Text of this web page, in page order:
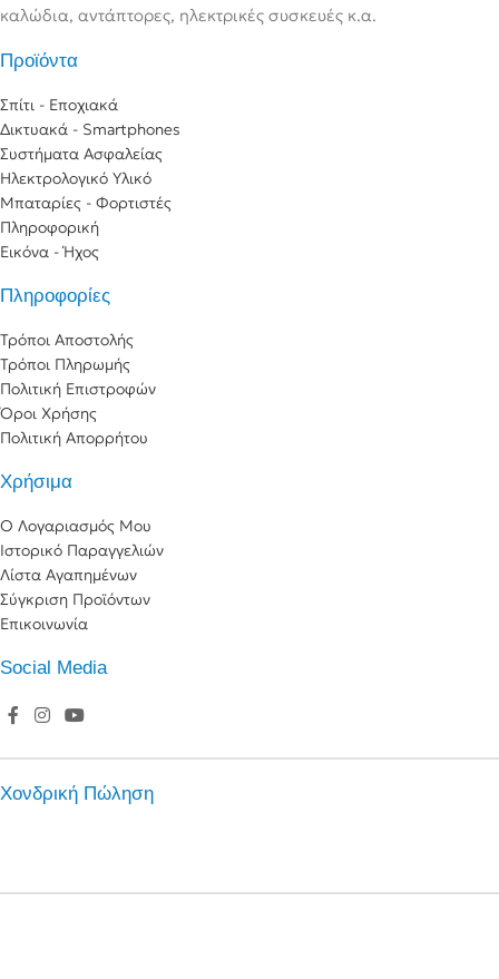
καλώδια, αντάπτορες, ηλεκτρικές συσκευές κ.α.
Προϊόντα
Σπίτι - Εποχιακά
Δικτυακά - Smartphones
Συστήματα Ασφαλείας
Ηλεκτρολογικό Υλικό
Μπαταρίες - Φορτιστές
Πληροφορική
Εικόνα - Ήχος
Πληροφορίες
Τρόποι Αποστολής
Τρόποι Πληρωμής
Πολιτική Επιστροφών
Όροι Χρήσης
Πολιτική Απορρήτου
Χρήσιμα
Ο Λογαριασμός Μου
Ιστορικό Παραγγελιών
Λίστα Αγαπημένων
Σύγκριση Προϊόντων
Επικοινωνία
Social Media
Χονδρική Πώληση